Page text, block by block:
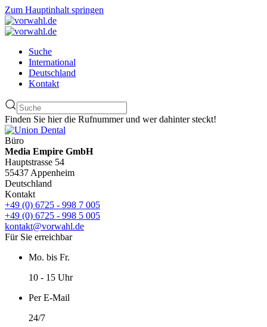
Zum Hauptinhalt springen
Suche
International
Deutschland
Kontakt
Finden Sie hier die Rufnummer und wer dahinter steckt!
Büro
Media Empire GmbH
Hauptstrasse 54
55437 Appenheim
Deutschland
Kontakt
+49 (0) 6725 - 998 7 005
+49 (0) 6725 - 998 5 005
kontakt@vorwahl.de
Für Sie erreichbar
Mo. bis Fr.
10 - 15 Uhr
Per E-Mail
24/7